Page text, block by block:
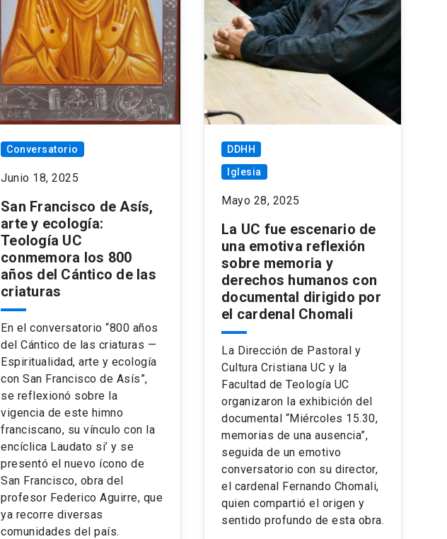
Conversatorio
Junio 18, 2025
San Francisco de Asís,
arte y ecología:
Teología UC
conmemora los 800
años del Cántico de las
criaturas
En el conversatorio “800 años
del Cántico de las criaturas —
Espiritualidad, arte y ecología
con San Francisco de Asís”,
se reflexionó sobre la
vigencia de este himno
franciscano, su vínculo con la
encíclica Laudato si’ y se
presentó el nuevo ícono de
San Francisco, obra del
profesor Federico Aguirre, que
ya recorre diversas
comunidades del país.
DDHH
Iglesia
Mayo 28, 2025
La UC fue escenario de
una emotiva reflexión
sobre memoria y
derechos humanos con
documental dirigido por
el cardenal Chomali
La Dirección de Pastoral y
Cultura Cristiana UC y la
Facultad de Teología UC
organizaron la exhibición del
documental “Miércoles 15.30,
memorias de una ausencia”,
seguida de un emotivo
conversatorio con su director,
el cardenal Fernando Chomali,
quien compartió el origen y
sentido profundo de esta obra.